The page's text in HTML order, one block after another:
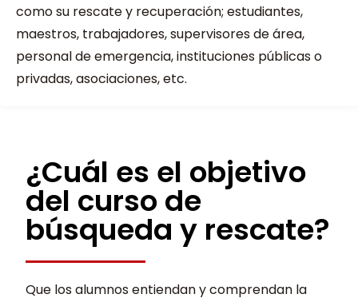
como su rescate y recuperación; estudiantes,
maestros, trabajadores, supervisores de área,
personal de emergencia, instituciones públicas o
privadas, asociaciones, etc.
¿Cuál es el objetivo
del curso de
búsqueda y rescate?
Que los alumnos entiendan y comprendan la